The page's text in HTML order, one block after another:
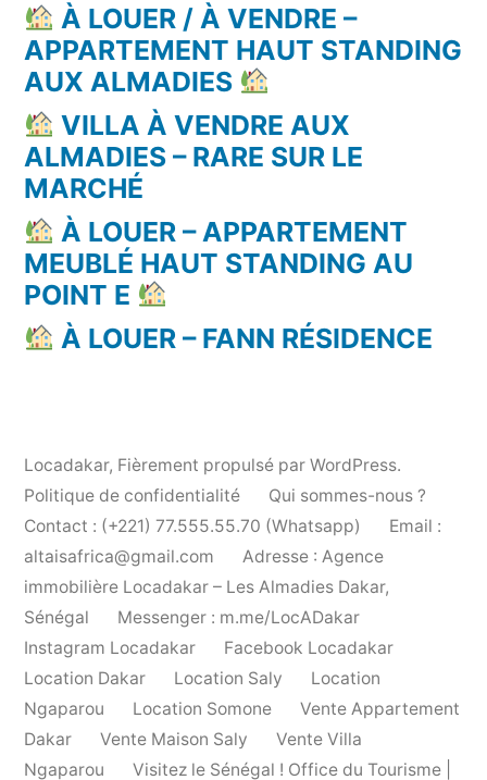
À LOUER / À VENDRE –
APPARTEMENT HAUT STANDING
AUX ALMADIES
VILLA À VENDRE AUX
ALMADIES – RARE SUR LE
MARCHÉ
À LOUER – APPARTEMENT
MEUBLÉ HAUT STANDING AU
POINT E
À LOUER – FANN RÉSIDENCE
Locadakar, Fièrement propulsé par WordPress.
Politique de confidentialité
Qui sommes-nous ?
Contact : (+221) 77.555.55.70 (Whatsapp)
Email :
altaisafrica@gmail.com
Adresse : Agence
immobilière Locadakar – Les Almadies Dakar,
Sénégal
Messenger : m.me/LocADakar
Instagram Locadakar
Facebook Locadakar
Location Dakar
Location Saly
Location
Ngaparou
Location Somone
Vente Appartement
Dakar
Vente Maison Saly
Vente Villa
Ngaparou
Visitez le Sénégal ! Office du Tourisme |